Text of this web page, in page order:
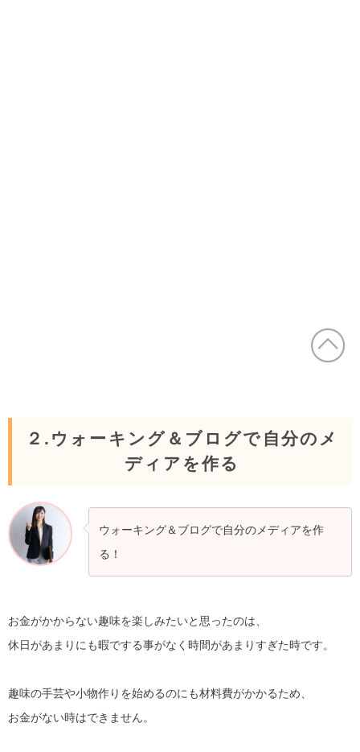
２.ウォーキング＆ブログで自分のメ
ディアを作る
ウォーキング＆ブログで自分のメディアを作
る！
お金がかからない趣味を楽しみたいと思ったのは、
休日があまりにも暇でする事がなく時間があまりすぎた時です。
趣味の手芸や小物作りを始めるのにも材料費がかかるため、
お金がない時はできません。